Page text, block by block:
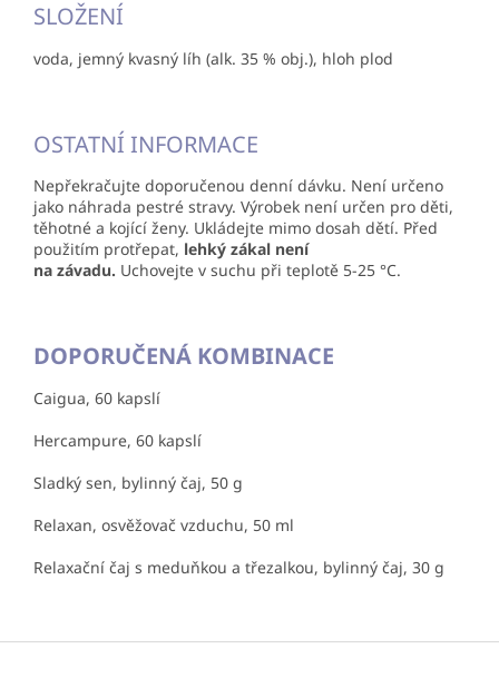
SLOŽENÍ
voda, jemný kvasný líh (alk. 35 % obj.), hloh plod
OSTATNÍ INFORMACE
Nepřekračujte doporučenou denní dávku. Není určeno
jako náhrada pestré stravy. Výrobek není určen pro děti,
těhotné a kojící ženy. Ukládejte mimo dosah dětí. Před
použitím protřepat, lehký zákal není
na závadu. Uchovejte v suchu při teplotě 5-25 °C.
DOPORUČENÁ KOMBINACE
Caigua, 60 kapslí
Hercampure, 60 kapslí
Sladký sen, bylinný čaj, 50 g
Relaxan, osvěžovač vzduchu, 50 ml
Relaxační čaj s meduňkou a třezalkou, bylinný čaj, 30 g
Z